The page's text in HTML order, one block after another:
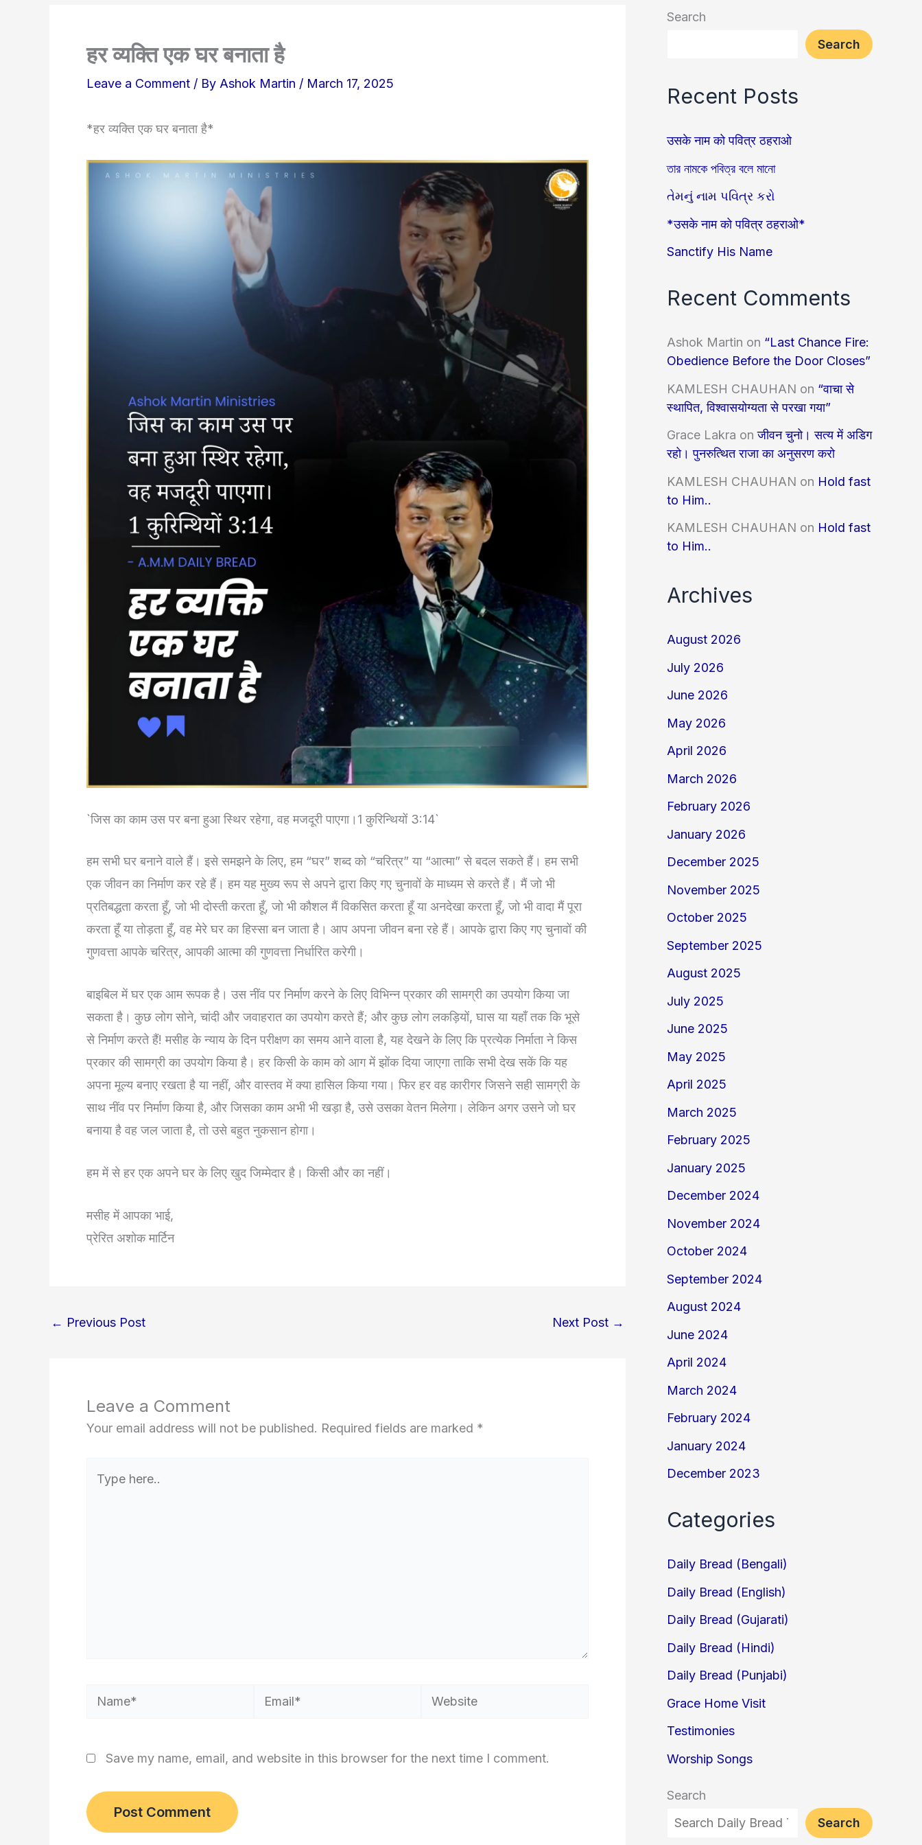
हर व्यक्ति एक घर बनाता है
Leave a Comment / By Ashok Martin / March 17, 2025
*हर व्यक्ति एक घर बनाता है*
`जिस का काम उस पर बना हुआ स्थिर रहेगा, वह मजदूरी पाएगा।1 कुरिन्थियों 3:14`
हम सभी घर बनाने वाले हैं। इसे समझने के लिए, हम “घर” शब्द को “चरित्र” या “आत्मा” से बदल सकते हैं। हम सभी
एक जीवन का निर्माण कर रहे हैं। हम यह मुख्य रूप से अपने द्वारा किए गए चुनावों के माध्यम से करते हैं। मैं जो भी
प्रतिबद्धता करता हूँ, जो भी दोस्ती करता हूँ, जो भी कौशल मैं विकसित करता हूँ या अनदेखा करता हूँ, जो भी वादा मैं पूरा
करता हूँ या तोड़ता हूँ, वह मेरे घर का हिस्सा बन जाता है। आप अपना जीवन बना रहे हैं। आपके द्वारा किए गए चुनावों की
गुणवत्ता आपके चरित्र, आपकी आत्मा की गुणवत्ता निर्धारित करेगी।
बाइबिल में घर एक आम रूपक है। उस नींव पर निर्माण करने के लिए विभिन्न प्रकार की सामग्री का उपयोग किया जा
सकता है। कुछ लोग सोने, चांदी और जवाहरात का उपयोग करते हैं; और कुछ लोग लकड़ियों, घास या यहाँ तक कि भूसे
से निर्माण करते हैं! मसीह के न्याय के दिन परीक्षण का समय आने वाला है, यह देखने के लिए कि प्रत्येक निर्माता ने किस
प्रकार की सामग्री का उपयोग किया है। हर किसी के काम को आग में झोंक दिया जाएगा ताकि सभी देख सकें कि यह
अपना मूल्य बनाए रखता है या नहीं, और वास्तव में क्या हासिल किया गया। फिर हर वह कारीगर जिसने सही सामग्री के
साथ नींव पर निर्माण किया है, और जिसका काम अभी भी खड़ा है, उसे उसका वेतन मिलेगा। लेकिन अगर उसने जो घर
बनाया है वह जल जाता है, तो उसे बहुत नुकसान होगा।
हम में से हर एक अपने घर के लिए खुद जिम्मेदार है। किसी और का नहीं।
मसीह में आपका भाई,
प्रेरित अशोक मार्टिन
← Previous Post Next Post →
Leave a Comment
Your email address will not be published. Required fields are marked *
here..
Name* Email* Website
Save my name, email, and website in this browser for the next time I comment.
Search
Search
Recent Posts
उसके नाम को पवित्र ठहराओ
তার নামকে পবিত্র বলে মানো
તેમનું નામ પવિત્ર કરો
*उसके नाम को पवित्र ठहराओ*
Sanctify His Name
Recent Comments
Ashok Martin on “Last Chance Fire:
Obedience Before the Door Closes”
KAMLESH CHAUHAN on “वाचा से
स्थापित, विश्वासयोग्यता से परखा गया”
Grace Lakra onजीवन चुनो। सत्य में अडिग
रहो। पुनरुत्थित राजा का अनुसरण करो
KAMLESH CHAUHAN on Hold fast
to Him..
KAMLESH CHAUHAN on Hold fast
to Him..
Archives
August 2026
July 2026
June 2026
May 2026
April 2026
March 2026
February 2026
January 2026
December 2025
November 2025
October 2025
September 2025
August 2025
July 2025
June 2025
May 2025
April 2025
March 2025
February 2025
January 2025
December 2024
November 2024
October 2024
September 2024
August 2024
June 2024
April 2024
March 2024
February 2024
January 2024
December 2023
Categories
Daily Bread (Bengali)
Daily Bread (English)
Daily Bread (Gujarati)
Daily Bread (Hindi)
Daily Bread (Punjabi)
Grace Home Visit
Testimonies
Worship Songs
Search
Search